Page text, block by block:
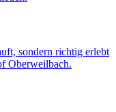
sondern richtig erlebt
Oberweilbach.